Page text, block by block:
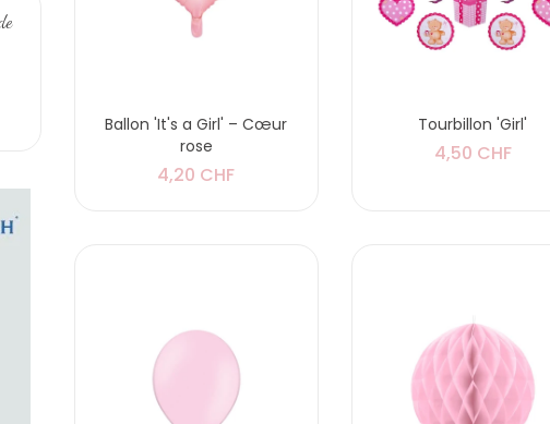
Ballon 'It's a Girl' – Cœur
rose
4,20 CHF
Tourbillon 'Girl'
4,50 CHF
Ballons en